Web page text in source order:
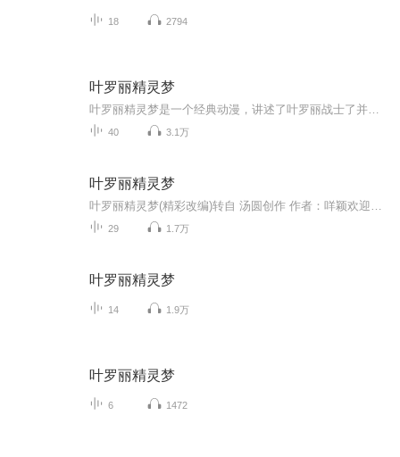
18 2794
叶罗丽精灵梦
40 3.1万
叶罗丽精灵梦
29 1.7万
叶罗丽精灵梦
14 1.9万
叶罗丽精灵梦
6 1472